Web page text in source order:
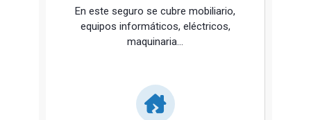
En este seguro se cubre mobiliario,
equipos informáticos, eléctricos,
maquinaria…